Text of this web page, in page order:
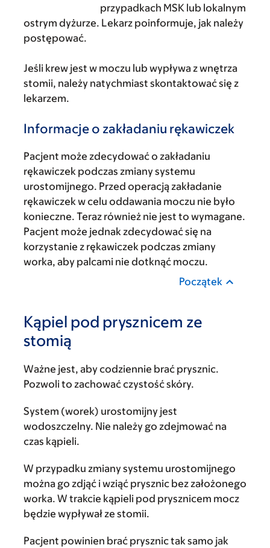
przypadkach MSK lub lokalnym
ostrym dyżurze. Lekarz poinformuje, jak należy
postępować.
Jeśli krew jest w moczu lub wypływa z wnętrza
stomii, należy natychmiast skontaktować się z
lekarzem.
Informacje o zakładaniu rękawiczek
Pacjent może zdecydować o zakładaniu
rękawiczek podczas zmiany systemu
urostomijnego. Przed operacją zakładanie
rękawiczek w celu oddawania moczu nie było
konieczne. Teraz również nie jest to wymagane.
Pacjent może jednak zdecydować się na
korzystanie z rękawiczek podczas zmiany
worka, aby palcami nie dotknąć moczu.
Początek
Kąpiel pod prysznicem ze
stomią
Ważne jest, aby codziennie brać prysznic.
Pozwoli to zachować czystość skóry.
System (worek) urostomijny jest
wodoszczelny. Nie należy go zdejmować na
czas kąpieli.
W przypadku zmiany systemu urostomijnego
można go zdjąć i wziąć prysznic bez założonego
worka. W trakcie kąpieli pod prysznicem mocz
będzie wypływał ze stomii.
Pacjent powinien brać prysznic tak samo jak